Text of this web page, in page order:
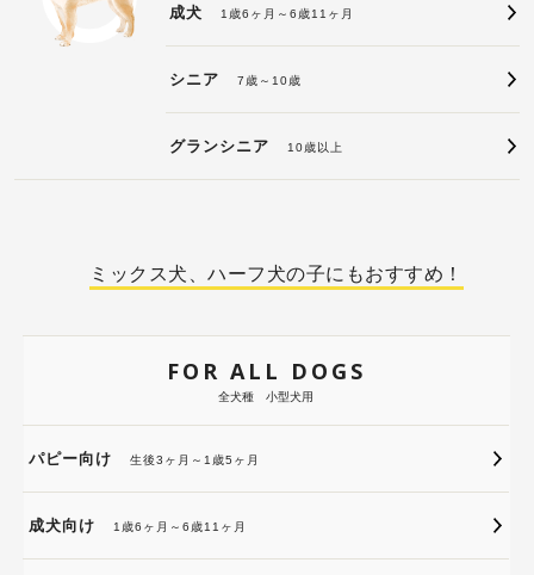
成犬 1歳6ヶ月～6歳11ヶ月
シニア 7歳～10歳
グランシニア 10歳以上
ミックス犬、ハーフ犬の子にもおすすめ！
FOR ALL DOGS
全犬種 小型犬用
パピー向け 生後3ヶ月～1歳5ヶ月
成犬向け 1歳6ヶ月～6歳11ヶ月